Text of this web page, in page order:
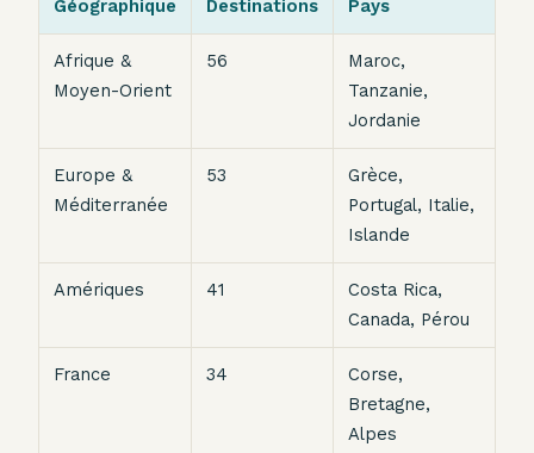
Géographique
Destinations
Pays
Afrique &
Moyen-Orient
56
Maroc,
Tanzanie,
Jordanie
Europe &
Méditerranée
53
Grèce,
Portugal, Italie,
Islande
Amériques 41
Costa Rica,
Canada, Pérou
France 34
Corse,
Bretagne,
Alpes